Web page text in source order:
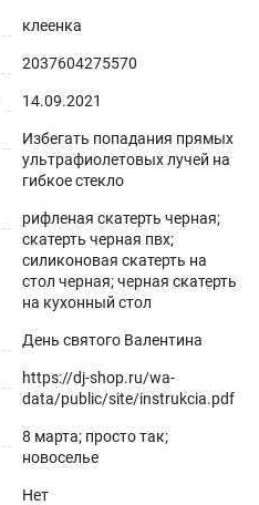
клеенка
2037604275570
14.09.2021
Избегать попадания прямых
ультрафиолетовых лучей на
гибкое стекло
рифленая скатерть черная;
скатерть черная пвх;
силиконовая скатерть на
стол черная; черная скатерть
на кухонный стол
День святого Валентина
https://dj-shop.ru/wa-
data/public/site/instrukcia.pdf
8 марта; просто так;
новоселье
Нет